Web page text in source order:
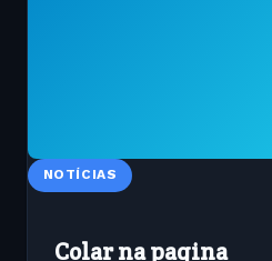
NOTÍCIAS
Colar na pagina